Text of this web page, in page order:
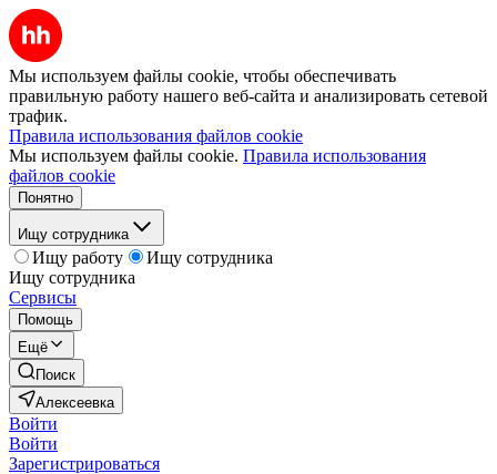
Мы используем файлы cookie, чтобы обеспечивать
правильную работу нашего веб-сайта и анализировать сетевой
трафик.
Правила использования файлов cookie
Мы используем файлы cookie. Правила использования
файлов cookie
Понятно
Ищу сотрудника
Ищу работу
Ищу сотрудника
Ищу сотрудника
Сервисы
Помощь
Ещё
Поиск
Алексеевка
Войти
Войти
Зарегистрироваться